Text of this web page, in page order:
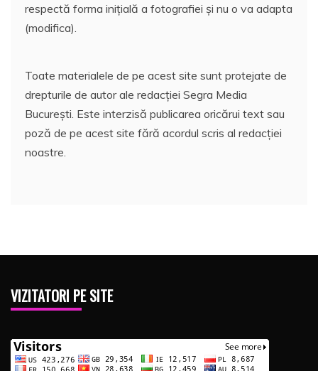
respectă forma inițială a fotografiei și nu o va adapta
(modifica).
Toate materialele de pe acest site sunt protejate de
drepturile de autor ale redacției Segra Media
București. Este interzisă publicarea oricărui text sau
poză de pe acest site fără acordul scris al redacției
noastre.
VIZITATORI PE SITE